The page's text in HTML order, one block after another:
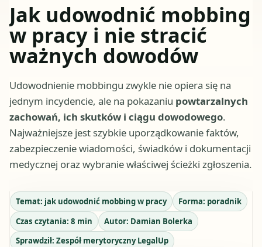
Jak udowodnić mobbing
w pracy i nie stracić
ważnych dowodów
Udowodnienie mobbingu zwykle nie opiera się na
jednym incydencie, ale na pokazaniu powtarzalnych
zachowań, ich skutków i ciągu dowodowego.
Najważniejsze jest szybkie uporządkowanie faktów,
zabezpieczenie wiadomości, świadków i dokumentacji
medycznej oraz wybranie właściwej ścieżki zgłoszenia.
Temat: jak udowodnić mobbing w pracy Forma: poradnik
Czas czytania: 8 min Autor: Damian Bolerka
Sprawdził: Zespół merytoryczny LegalUp